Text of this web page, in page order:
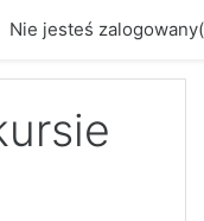
Nie jesteś